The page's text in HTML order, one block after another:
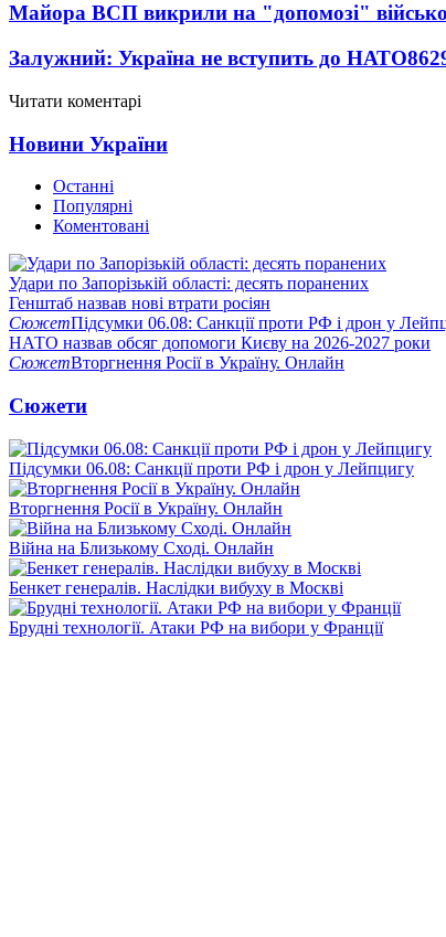
Майора ВСП викрили на "допомозі"
Залужний: Україна не вступить до НАТО
Читати коментарі
Новини України
Останні
Популярні
Коментовані
Удари по Запорізькій області: десять поранених
Генштаб назвав нові втрати росіян
СюжетПідсумки 06.08: Санкції проти РФ і дрон у
НАТО назвав обсяг допомоги Києву на 2026-2027 роки
СюжетВторгнення Росії в Україну. Онлайн
Сюжети
Підсумки 06.08: Санкції проти РФ і дрон у Лейпцигу
Вторгнення Росії в Україну. Онлайн
Війна на Близькому Сході. Онлайн
Бенкет генералів. Наслідки вибуху в Москві
Брудні технології. Атаки РФ на вибори у Франції